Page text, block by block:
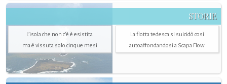
STORIE
L’isola che non c'è è esistita
ma è vissuta solo cinque mesi
La flotta tedesca si suicidò così
autoaffondandosi a Scapa Flow